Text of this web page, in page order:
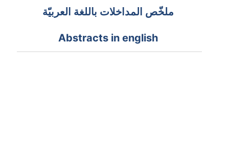
ملخّص المداخلات باللغة العربيّة
Abstracts in english